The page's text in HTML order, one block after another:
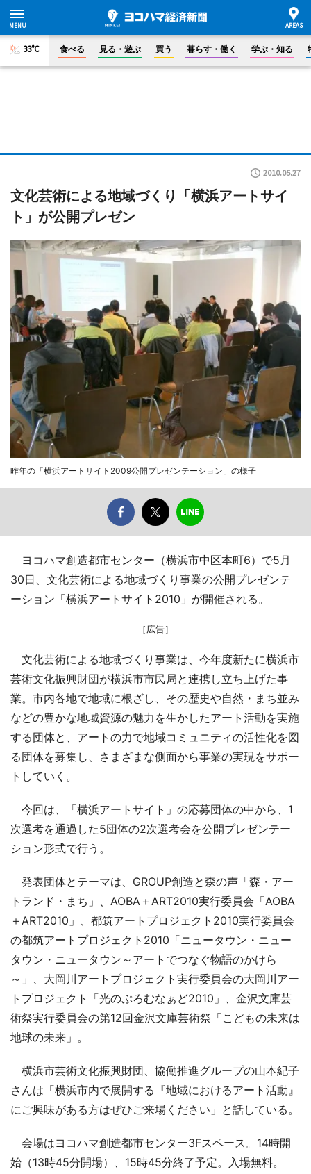
33°C 食べる 見る・遊ぶ 買う 暮らす・働く 学ぶ・知る
2010.05.27
文化芸術による地域づくり「横浜アートサイ
ト」が公開プレゼン
昨年の「横浜アートサイト2009公開プレゼンテーション」の様子
ヨコハマ創造都市センター（横浜市中区本町6）で5月
30日、文化芸術による地域づくり事業の公開プレゼンテ
ーション「横浜アートサイト2010」が開催される。
［広告］
文化芸術による地域づくり事業は、今年度新たに横浜市
芸術文化振興財団が横浜市市民局と連携し立ち上げた事
業。市内各地で地域に根ざし、その歴史や自然・まち並み
などの豊かな地域資源の魅力を生かしたアート活動を実施
する団体と、アートの力で地域コミュニティの活性化を図
る団体を募集し、さまざまな側面から事業の実現をサポー
トしていく。
今回は、「横浜アートサイト」の応募団体の中から、1
次選考を通過した5団体の2次選考会を公開プレゼンテー
ション形式で行う。
発表団体とテーマは、GROUP創造と森の声「森・アー
トランド・まち」、AOBA＋ART2010実行委員会「AOBA
＋ART2010」、都筑アートプロジェクト2010実行委員会
の都筑アートプロジェクト2010「ニュータウン・ニュー
タウン・ニュータウン～アートでつなぐ物語のかけら
～」、大岡川アートプロジェクト実行委員会の大岡川アー
トプロジェクト「光のぷろむなぁど2010」、金沢文庫芸
術祭実行委員会の第12回金沢文庫芸術祭「こどもの未来は
地球の未来」。
横浜市芸術文化振興財団、協働推進グループの山本紀子
さんは「横浜市内で展開する『地域におけるアート活動』
にご興味がある方はぜひご来場ください」と話している。
会場はヨコハマ創造都市センター3Fスペース。14時開
始（13時45分開場）、15時45分終了予定。入場無料。